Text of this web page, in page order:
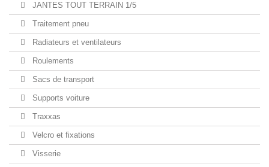
JANTES TOUT TERRAIN 1/5
Traitement pneu
Radiateurs et ventilateurs
Roulements
Sacs de transport
Supports voiture
Traxxas
Velcro et fixations
Visserie